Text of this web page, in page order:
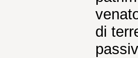
di